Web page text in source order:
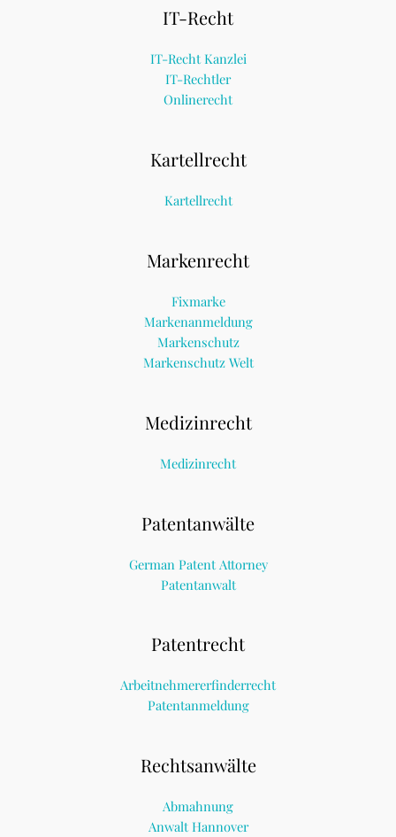
IT-Recht
IT-Recht Kanzlei
IT-Rechtler
Onlinerecht
Kartellrecht
Kartellrecht
Markenrecht
Fixmarke
Markenanmeldung
Markenschutz
Markenschutz Welt
Medizinrecht
Medizinrecht
Patentanwälte
German Patent Attorney
Patentanwalt
Patentrecht
Arbeitnehmererfinderrecht
Patentanmeldung
Rechtsanwälte
Abmahnung
Anwalt Hannover